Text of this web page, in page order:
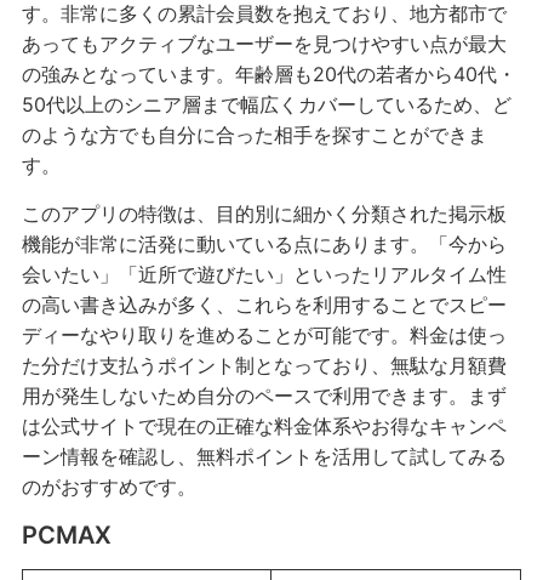
す。非常に多くの累計会員数を抱えており、地方都市で
あってもアクティブなユーザーを見つけやすい点が最大
の強みとなっています。年齢層も20代の若者から40代・
50代以上のシニア層まで幅広くカバーしているため、ど
のような方でも自分に合った相手を探すことができま
す。
このアプリの特徴は、目的別に細かく分類された掲示板
機能が非常に活発に動いている点にあります。「今から
会いたい」「近所で遊びたい」といったリアルタイム性
の高い書き込みが多く、これらを利用することでスピー
ディーなやり取りを進めることが可能です。料金は使っ
た分だけ支払うポイント制となっており、無駄な月額費
用が発生しないため自分のペースで利用できます。まず
は公式サイトで現在の正確な料金体系やお得なキャンペ
ーン情報を確認し、無料ポイントを活用して試してみる
のがおすすめです。
PCMAX